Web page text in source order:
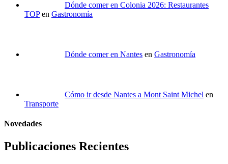
Dónde comer en Colonia 2026: Restaurantes
TOP en Gastronomía
Dónde comer en Nantes en Gastronomía
Cómo ir desde Nantes a Mont Saint Michel en
Transporte
Novedades
Publicaciones Recientes